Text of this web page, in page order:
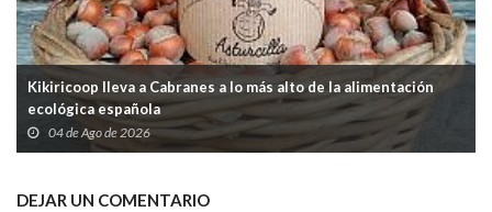
Kikiricoop lleva a Cabranes a lo más alto de la alimentación
ecológica española
04 de Ago de 2026
DEJAR UN COMENTARIO